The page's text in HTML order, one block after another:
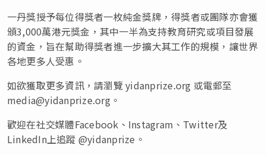
一丹獎授予每位得獎者一枚純金獎牌，得獎者或團隊亦會獲
頒3,000萬港元獎金，其中一半為支持教育研究或項目發展
的資金，旨在幫助得獎者進一步擴大其工作的規模，讓世界
各地更多人受惠。
如欲獲取更多資訊，請瀏覽 yidanprize.org 或電郵至
media@yidanprize.org。
歡迎在社交媒體Facebook、Instagram、Twitter及
LinkedIn上追蹤 @yidanprize。